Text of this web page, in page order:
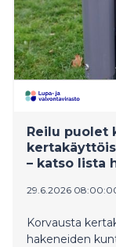
Reilu puolet
– katso lista
29.6.2026
Korvausta
hakeneiden